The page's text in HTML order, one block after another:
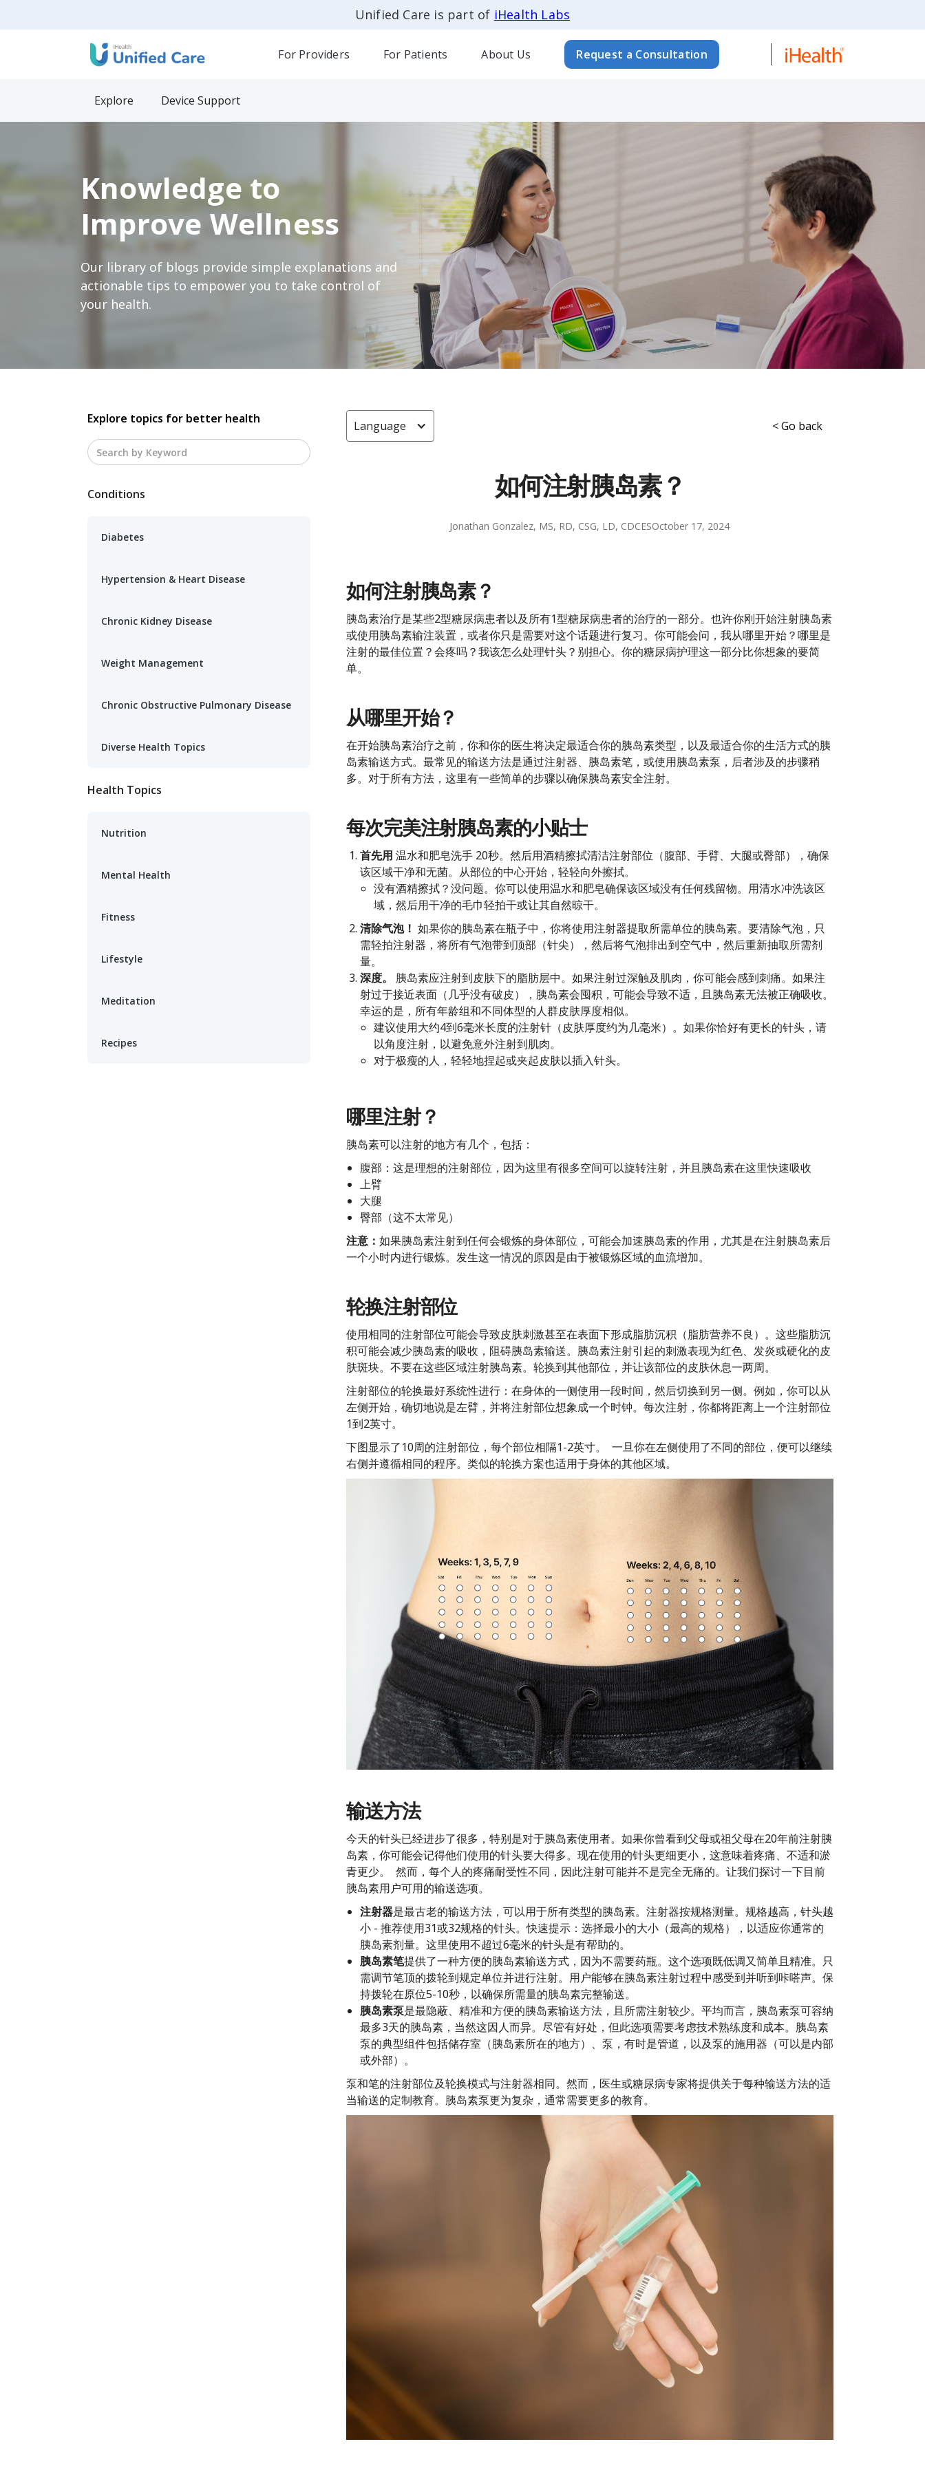
Unified Care is part of iHealth Labs
For Providers For Patients About Us Request a Consultation
Explore Device Support
Knowledge to
Improve Wellness
Our library of blogs provide simple explanations and
actionable tips to empower you to take control of
your health.
Explore topics for better health
Conditions
Diabetes
Hypertension & Heart Disease
Chronic Kidney Disease
Weight Management
Chronic Obstructive Pulmonary Disease
Diverse Health Topics
Health Topics
Nutrition
Mental Health
Fitness
Lifestyle
Meditation
Recipes
Language < Go back
如何注射胰岛素？
Jonathan Gonzalez, MS, RD, CSG, LD, CDCESOctober 17, 2024
如何注射胰岛素？
胰岛素治疗是某些2型糖尿病患者以及所有1型糖尿病患者的治疗的一部分。也许你刚开始注射胰岛素
或使用胰岛素输注装置，或者你只是需要对这个话题进行复习。你可能会问，我从哪里开始？哪里是
注射的最佳位置？会疼吗？我该怎么处理针头？别担心。你的糖尿病护理这一部分比你想象的要简
单。
从哪里开始？
在开始胰岛素治疗之前，你和你的医生将决定最适合你的胰岛素类型，以及最适合你的生活方式的胰
岛素输送方式。最常见的输送方法是通过注射器、胰岛素笔，或使用胰岛素泵，后者涉及的步骤稍
多。对于所有方法，这里有一些简单的步骤以确保胰岛素安全注射。
每次完美注射胰岛素的小贴士
首先用 温水和肥皂洗手 20秒。然后用酒精擦拭清洁注射部位（腹部、手臂、大腿或臀部），确保
该区域干净和无菌。从部位的中心开始，轻轻向外擦拭。
没有酒精擦拭？没问题。你可以使用温水和肥皂确保该区域没有任何残留物。用清水冲洗该区
域，然后用干净的毛巾轻拍干或让其自然晾干。
清除气泡！ 如果你的胰岛素在瓶子中，你将使用注射器提取所需单位的胰岛素。要清除气泡，只
需轻拍注射器，将所有气泡带到顶部（针尖），然后将气泡排出到空气中，然后重新抽取所需剂
量。
深度。
胰岛素应注射到皮肤下的脂肪层中。如果注射过深触及肌肉，你可能会感到刺痛。如果注
射过于接近表面（几乎没有破皮），胰岛素会囤积，可能会导致不适，且胰岛素无法被正确吸收。
幸运的是，所有年龄组和不同体型的人群皮肤厚度相似。
建议使用大约4到6毫米长度的注射针（皮肤厚度约为几毫米）。如果你恰好有更长的针头，请
以角度注射，以避免意外注射到肌肉。
对于极瘦的人，轻轻地捏起或夹起皮肤以插入针头。
哪里注射？
胰岛素可以注射的地方有几个，包括：
腹部：这是理想的注射部位，因为这里有很多空间可以旋转注射，并且胰岛素在这里快速吸收
上臂
大腿
臀部（这不太常见）
注意： 如果胰岛素注射到任何会锻炼的身体部位，可能会加速胰岛素的作用，尤其是在注射胰岛素后
一个小时内进行锻炼。发生这一情况的原因是由于被锻炼区域的血流增加。
轮换注射部位
使用相同的注射部位可能会导致皮肤刺激甚至在表面下形成脂肪沉积（脂肪营养不良）。这些脂肪沉
积可能会减少胰岛素的吸收，阻碍胰岛素输送。胰岛素注射引起的刺激表现为红色、发炎或硬化的皮
肤斑块。不要在这些区域注射胰岛素。轮换到其他部位，并让该部位的皮肤休息一两周。
注射部位的轮换最好系统性进行：在身体的一侧使用一段时间，然后切换到另一侧。例如，你可以从
左侧开始，确切地说是左臂，并将注射部位想象成一个时钟。每次注射，你都将距离上一个注射部位
1到2英寸。
下图显示了10周的注射部位，每个部位相隔1-2英寸。 一旦你在左侧使用了不同的部位，便可以继续
右侧并遵循相同的程序。类似的轮换方案也适用于身体的其他区域。
输送方法
今天的针头已经进步了很多，特别是对于胰岛素使用者。如果你曾看到父母或祖父母在20年前注射胰
岛素，你可能会记得他们使用的针头要大得多。现在使用的针头更细更小，这意味着疼痛、不适和淤
青更少。 然而，每个人的疼痛耐受性不同，因此注射可能并不是完全无痛的。让我们探讨一下目前
胰岛素用户可用的输送选项。
注射器是最古老的输送方法，可以用于所有类型的胰岛素。注射器按规格测量。规格越高，针头越
小 - 推荐使用31或32规格的针头。快速提示：选择最小的大小（最高的规格），以适应你通常的
胰岛素剂量。这里使用不超过6毫米的针头是有帮助的。
胰岛素笔提供了一种方便的胰岛素输送方式，因为不需要药瓶。这个选项既低调又简单且精准。只
需调节笔顶的拨轮到规定单位并进行注射。用户能够在胰岛素注射过程中感受到并听到咔嗒声。保
持拨轮在原位5-10秒，以确保所需量的胰岛素完整输送。
胰岛素泵是最隐蔽、精准和方便的胰岛素输送方法，且所需注射较少。平均而言，胰岛素泵可容纳
最多3天的胰岛素，当然这因人而异。尽管有好处，但此选项需要考虑技术熟练度和成本。胰岛素
泵的典型组件包括储存室（胰岛素所在的地方）、泵，有时是管道，以及泵的施用器（可以是内部
或外部）。
泵和笔的注射部位及轮换模式与注射器相同。然而，医生或糖尿病专家将提供关于每种输送方法的适
当输送的定制教育。胰岛素泵更为复杂，通常需要更多的教育。